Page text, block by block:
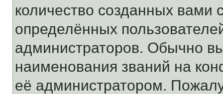
количество созданных
определённых
администраторов. Обычно
наименования званий на
её администратором.